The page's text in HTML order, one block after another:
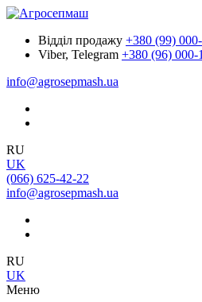
Відділ продажу +380 (99)
Viber, Telegram +380 (96) 000-
info@agrosepmash.ua
RU
UK
(066) 625-42-22
info@agrosepmash.ua
RU
UK
Меню